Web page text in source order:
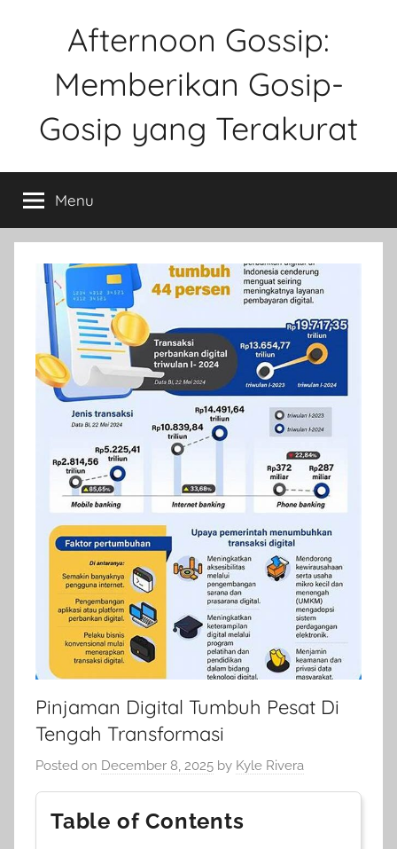
Afternoon Gossip:
Memberikan Gosip-
Gosip yang Terakurat
Tentang
Ke
Gosipan
Berbagai
Kalangan
Menu
Pinjaman Digital Tumbuh Pesat Di
Tengah Transformasi
Posted on December 8, 2025 by Kyle Rivera
Table of Contents